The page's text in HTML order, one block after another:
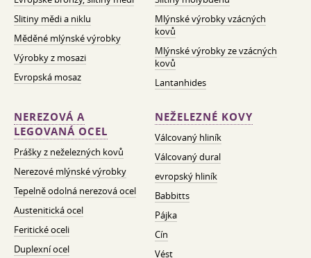
Slitiny mědi a niklu
Měděné mlýnské výrobky
Výrobky z mosazi
Evropská mosaz
Mlýnské výrobky vzácných
kovů
Mlýnské výrobky ze vzácných
kovů
Lantanhides
NEREZOVÁ A
LEGOVANÁ OCEL
Prášky z neželezných kovů
Nerezové mlýnské výrobky
Tepelně odolná nerezová ocel
Austenitická ocel
Feritické oceli
Duplexní ocel
NEŽELEZNÉ KOVY
Válcovaný hliník
Válcovaný dural
evropský hliník
Babbitts
Pájka
Cín
Vést